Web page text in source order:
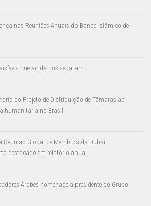
nas Reuniões Anuais do Banco Islâmico de
que ainda nos separam
do Projeto de Distribuição de Tâmaras ao
humanitária no Brasil
Reunião Global de Membros da Dubai
destacado em relatório anual
Árabes homenageia presidente do Grupo